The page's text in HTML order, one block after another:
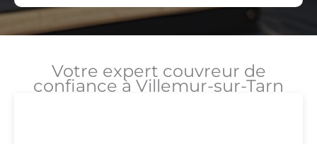
Votre expert couvreur de
confiance à Villemur-sur-Tarn